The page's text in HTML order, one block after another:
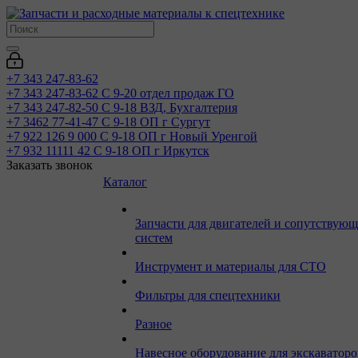
+7 343 247-83-62
+7 343 247-83-62 С 9-20 отдел продаж ГО
+7 343 247-82-50 С 9-18 ВЗД, Бухгалтерия
+7 3462 77-41-47 С 9-18 ОП г Сургут
+7 922 126 9 000 С 9-18 ОП г Новый Уренгой
+7 932 11111 42 С 9-18 ОП г Иркутск
Заказать звонок
Каталог
Запчасти для двигателей и
систем
Инструмент и материалы для СТО
Фильтры для спецтехники
Разное
Навесное оборудование для